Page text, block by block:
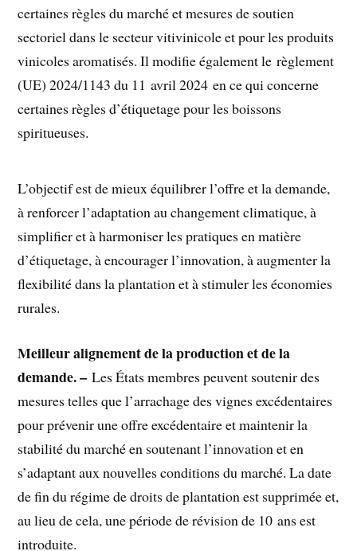
certaines règles du marché et mesures de soutien
sectoriel dans le secteur vitivinicole et pour les produits
vinicoles aromatisés. Il modifie également le règlement
(UE) 2024/1143 du 11 avril 2024 en ce qui concerne
certaines règles d’étiquetage pour les boissons
spiritueuses.
L’objectif est de mieux équilibrer l’offre et la demande,
à renforcer l’adaptation au changement climatique, à
simplifier et à harmoniser les pratiques en matière
d’étiquetage, à encourager l’innovation, à augmenter la
flexibilité dans la plantation et à stimuler les économies
rurales.
Meilleur alignement de la production et de la
demande. – Les États membres peuvent soutenir des
mesures telles que l’arrachage des vignes excédentaires
pour prévenir une offre excédentaire et maintenir la
stabilité du marché en soutenant l’innovation et en
s’adaptant aux nouvelles conditions du marché. La date
de fin du régime de droits de plantation est supprimée et,
au lieu de cela, une période de révision de 10 ans est
introduite.